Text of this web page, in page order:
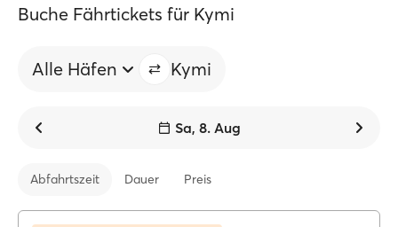
Buche Fährtickets für Kymi
Alle Häfen Kymi
Sa, 8. Aug
Abfahrtszeit Dauer Preis